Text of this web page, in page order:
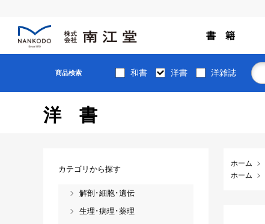
書 籍
商品検索 和書 洋書 洋雑誌
洋書
ホーム
ホーム
カテゴリから探す
解剖･細胞･遺伝
生理･病理･薬理